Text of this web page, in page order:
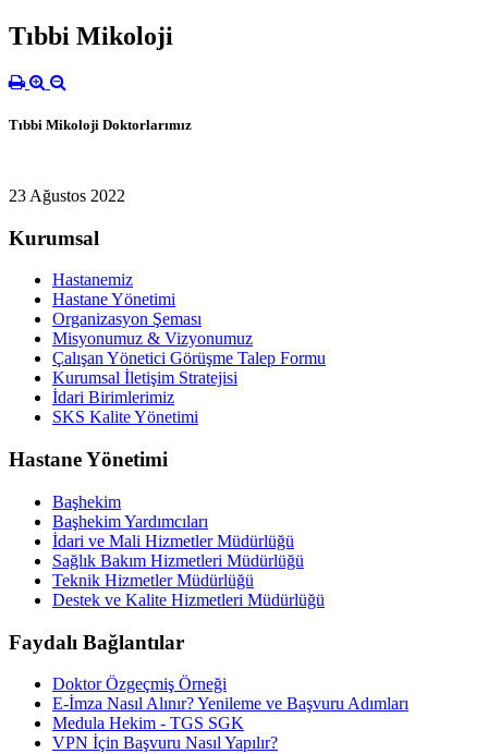
Tıbbi Mikoloji
Tıbbi Mikoloji Doktorlarımız
23 Ağustos 2022
Kurumsal
Hastanemiz
Hastane Yönetimi
Organizasyon Şeması
Misyonumuz & Vizyonumuz
Çalışan Yönetici Görüşme Talep Formu
Kurumsal İletişim Stratejisi
İdari Birimlerimiz
SKS Kalite Yönetimi
Hastane Yönetimi
Başhekim
Başhekim Yardımcıları
İdari ve Mali Hizmetler Müdürlüğü
Sağlık Bakım Hizmetleri Müdürlüğü
Teknik Hizmetler Müdürlüğü
Destek ve Kalite Hizmetleri Müdürlüğü
Faydalı Bağlantılar
Doktor Özgeçmiş Örneği
E-İmza Nasıl Alınır? Yenileme ve Başvuru Adımları
Medula Hekim - TGS SGK
VPN İçin Başvuru Nasıl Yapılır?